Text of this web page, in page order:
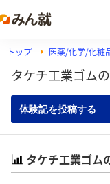
トップ 医薬/化学/化粧
タケチ工業ゴム
体験記を投稿する
タケチ工業ゴム